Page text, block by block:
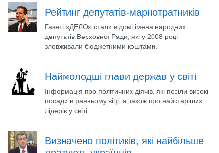
Рейтинг депутатів-марнотратників
Газеті «ДЕЛО» стали відомі імена народних
депутатів Верховної Ради, які у 2008 році
зловживали бюджетними коштами.
Наймолодші глави держав у світі
Інформація про політичних діячів, які посіли високі
посади в ранньому віці, а також про найстаріших
лідерів у світі.
Визначено політиків, які найбільше